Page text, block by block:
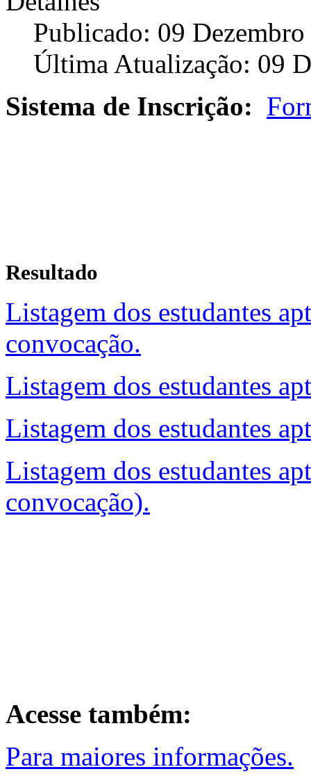
Publicado: 09
Última Atualização: 09
Sistema de Inscrição:
Resultado
Listagem dos estudantes
convocação.
Listagem dos estudantes
Listagem dos estudantes
Listagem dos estudantes
convocação).
Acesse também:
Para maiores informações.